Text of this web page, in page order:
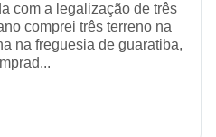
com a legalização de três
comprei três terreno na
na freguesia de guaratiba,